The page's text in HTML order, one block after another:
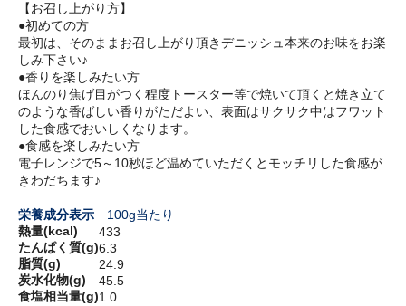
【お召し上がり方】
●初めての方
最初は、そのままお召し上がり頂きデニッシュ本来のお味をお楽
しみ下さい♪
●香りを楽しみたい方
ほんのり焦げ目がつく程度トースター等で焼いて頂くと焼き立て
のような香ばしい香りがただよい、表面はサクサク中はフワット
した食感でおいしくなります。
●食感を楽しみたい方
電子レンジで5～10秒ほど温めていただくとモッチリした食感が
きわだちます♪
栄養成分表示 100g当たり
熱量(kcal)
433
たんぱく質(g)6.3
脂質(g)
24.9
炭水化物(g)
45.5
食塩相当量(g)1.0